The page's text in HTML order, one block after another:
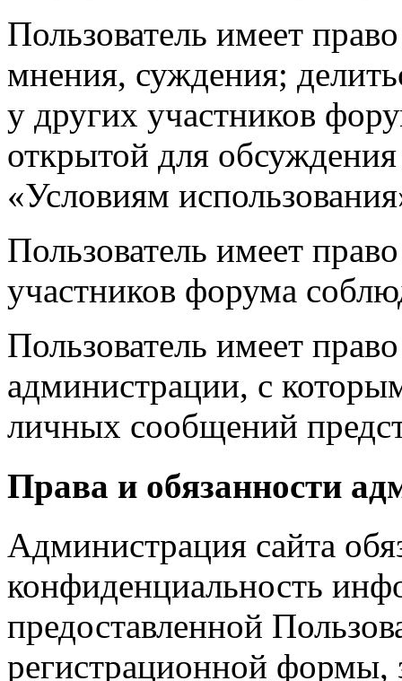
Пользователь имеет
мнения, суждения;
у других участников
открытой для
«Условиям
Пользователь имеет
участников форума
Пользователь имеет
администрации, с
личных сообщений
Права и обязанности
Администрация сайта
конфиденциальность
предоставленной
регистрационной формы,